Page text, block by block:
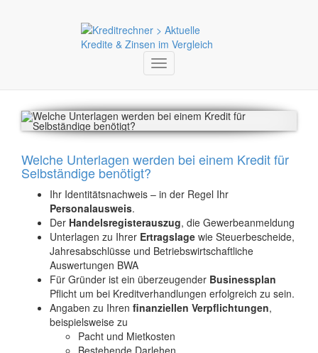
Toggle
navigation
Welche Unterlagen werden bei einem Kredit für
Selbständige benötigt?
Ihr Identitätsnachweis – in der Regel Ihr
Personalausweis.
Der Handelsregisterauszug, die Gewerbeanmeldung
Unterlagen zu Ihrer Ertragslage wie Steuerbescheide,
Jahresabschlüsse und Betriebswirtschaftliche
Auswertungen BWA
Für Gründer ist ein überzeugender Businessplan
Pflicht um bei Kreditverhandlungen erfolgreich zu sein.
Angaben zu Ihren finanziellen Verpflichtungen,
beispielsweise zu
Pacht und Mietkosten
Bestehende Darlehen